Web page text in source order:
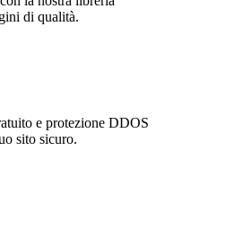
di qualità.
e protezione DDOS
sito sicuro.